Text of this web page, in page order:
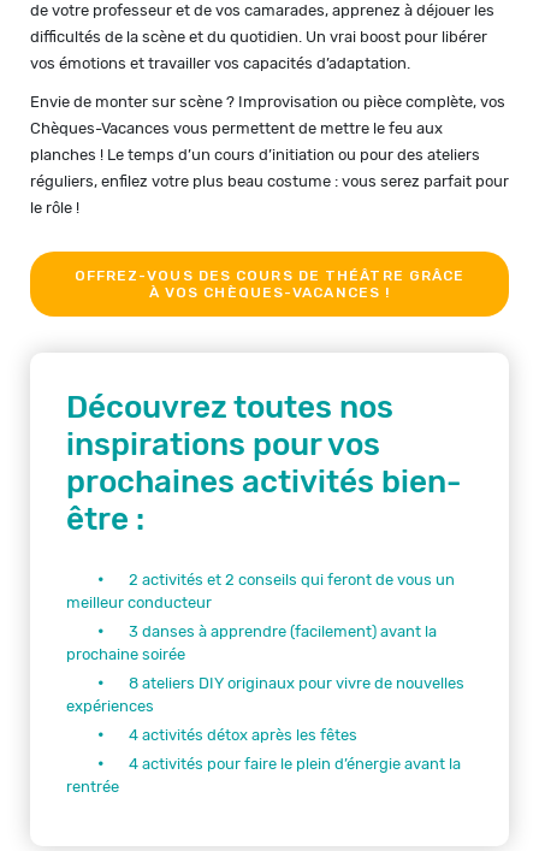
de votre professeur et de vos camarades, apprenez à déjouer les
difficultés de la scène et du quotidien. Un vrai boost pour libérer
vos émotions et travailler vos capacités d’adaptation.
Envie de monter sur scène ? Improvisation ou pièce complète, vos
Chèques-Vacances vous permettent de mettre le feu aux
planches ! Le temps d’un cours d’initiation ou pour des ateliers
réguliers, enfilez votre plus beau costume : vous serez parfait pour
le rôle !
OFFREZ-VOUS DES COURS DE THÉÂTRE GRÂCE
À VOS CHÈQUES-VACANCES !
Découvrez toutes nos
inspirations pour vos
prochaines activités bien-
être :
2 activités et 2 conseils qui feront de vous un
meilleur conducteur
3 danses à apprendre (facilement) avant la
prochaine soirée
8 ateliers DIY originaux pour vivre de nouvelles
expériences
4 activités détox après les fêtes
4 activités pour faire le plein d’énergie avant la
rentrée